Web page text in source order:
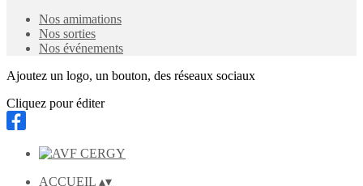
Nos amimations
Nos sorties
Nos événements
Ajoutez un logo, un bouton, des réseaux sociaux
Cliquez pour éditer
ACCUEIL ▴▾